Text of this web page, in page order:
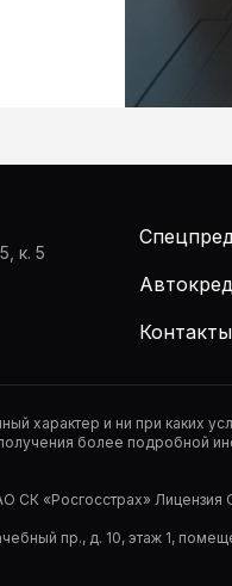
к. 5
Контакты
характер и ни при каких
более подробной
СК «Росгосстрах»
пр., д. 10, этаж 1,